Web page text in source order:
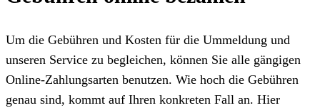
Um die Gebühren und Kosten für die Ummeldung und
unseren Service zu begleichen, können Sie alle gängigen
Online-Zahlungsarten benutzen. Wie hoch die Gebühren
genau sind, kommt auf Ihren konkreten Fall an. Hier